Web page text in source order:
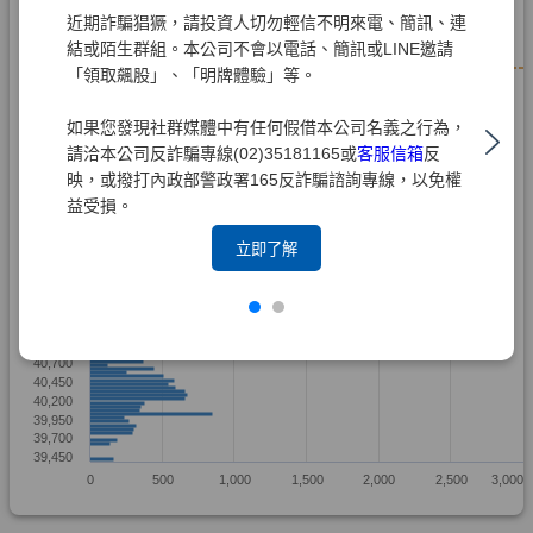
近期詐騙猖獗，請投資人切勿輕信不明來電、簡訊、連
結或陌生群組。本公司不會以電話、簡訊或LINE邀請
「領取飆股」、「明牌體驗」等。
如果您發現社群媒體中有任何假借本公司名義之行為，
請洽本公司反詐騙專線(02)35181165或客服信箱反
映，或撥打內政部警政署165反詐騙諮詢專線，以免權
益受損。
立即了解